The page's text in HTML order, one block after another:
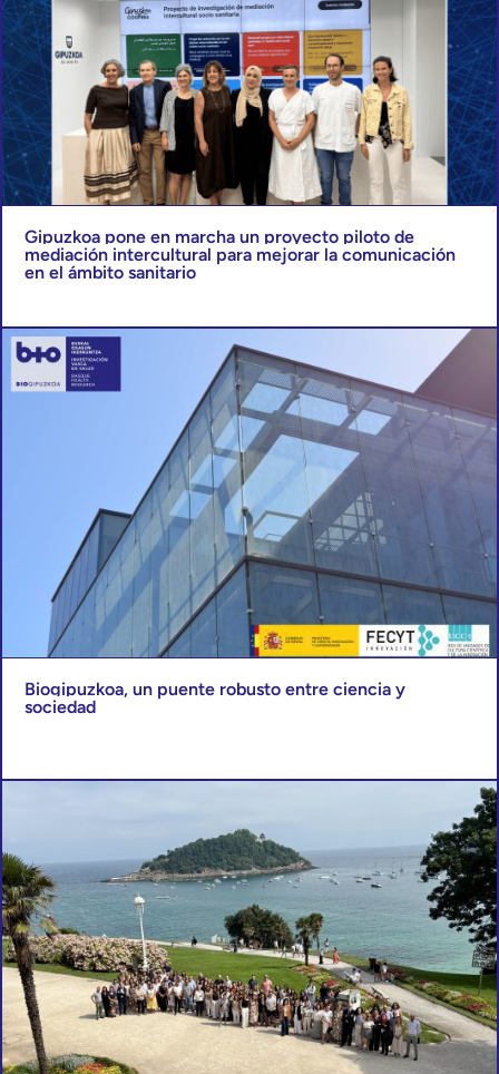
Gipuzkoa pone en marcha un proyecto piloto de
mediación intercultural para mejorar la comunicación
en el ámbito sanitario
Biogipuzkoa, un puente robusto entre ciencia y
sociedad